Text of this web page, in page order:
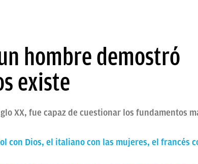
hombre demostró
existe
XX, fue capaz de cuestionar los fundamentos
con Dios, el italiano con las mujeres, el francés